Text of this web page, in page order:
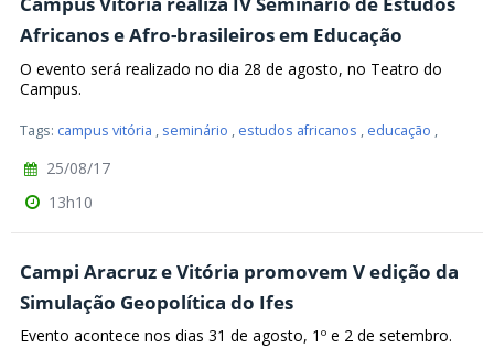
Africanos e Afro-brasileiros em Educação
O evento será realizado no dia 28 de agosto, no Teatro do
Campus.
Tags: campus vitória , seminário , estudos africanos , educação ,
25/08/17
13h10
Campi Aracruz e Vitória promovem V edição da
Simulação Geopolítica do Ifes
Evento acontece nos dias 31 de agosto, 1º e 2 de setembro.